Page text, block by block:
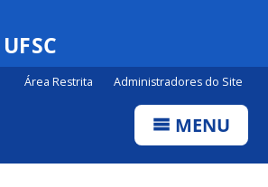
Área Restrita Administradores do Site
MENU